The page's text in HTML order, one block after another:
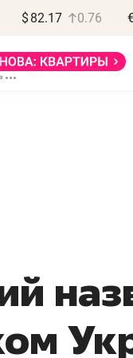
$ 82.17 0.76
бизнес может
минимум